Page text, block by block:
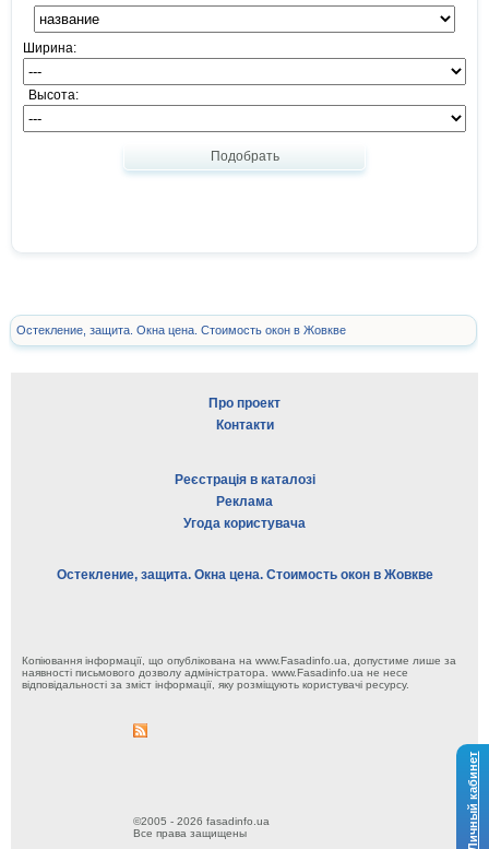
Личный кабинет
Ширина:
Высота:
Подобрать
Остекление, защита. Окна цена. Стоимость окон в Жовкве
Про проект
Контакти
Реєстрація в каталозі
Реклама
Угода користувача
Остекление, защита. Окна цена. Стоимость окон в Жовкве
Копіювання інформації, що опублікована на www.Fasadinfo.ua, допустиме лише за
наявності письмового дозволу адміністратора. www.Fasadinfo.ua не несе
відповідальності за зміст інформації, яку розміщують користувачі ресурсу.
©2005 - 2026 fasadinfo.ua
Все права защищены